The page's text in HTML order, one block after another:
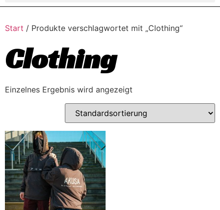
Start / Produkte verschlagwortet mit „Clothing“
Clothing
Einzelnes Ergebnis wird angezeigt